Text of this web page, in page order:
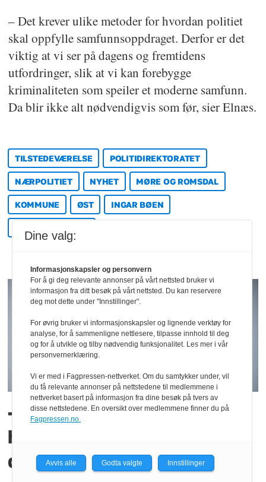
– Det krever ulike metoder for hvordan politiet
skal oppfylle samfunnsoppdraget. Derfor er det
viktig at vi ser på dagens og fremtidens
utfordringer, slik at vi kan forebygge
kriminaliteten som speiler et moderne samfunn.
Da blir ikke alt nødvendigvis som før, sier Elnæs.
TILSTEDEVÆRELSE POLITIDIREKTORATET
NÆRPOLITIET NYHET MØRE OG ROMSDAL
KOMMUNE ØST INGAR BØEN
– Vær raus mot andre, men
husk å være litt raus med
deg selv også
Dine valg:
Informasjonskapsler og personvern
For å gi deg relevante annonser på vårt nettsted bruker vi
informasjon fra ditt besøk på vårt nettsted. Du kan reservere
deg mot dette under "Innstillinger".
For øvrig bruker vi informasjonskapsler og lignende verktøy for
analyse, for å sammenligne nettlesere, tilpasse innhold til deg
og for å utvikle og tilby nødvendig funksjonalitet. Les mer i vår
personvernerklæring.
Vi er med i Fagpressen-nettverket. Om du samtykker under, vil
du få relevante annonser på nettstedene til medlemmene i
nettverket basert på informasjon fra dine besøk på tvers av
disse nettstedene. En oversikt over medlemmene finner du på
Fagpressen.no.
Avvis alle Godta valgte Innstillinger